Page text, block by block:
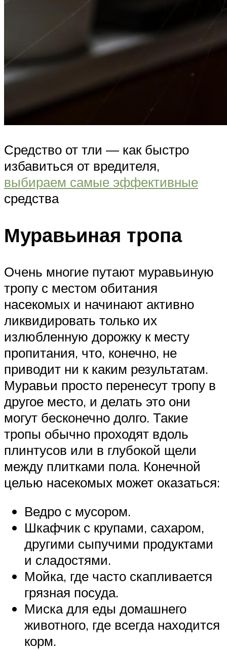
Средство от тли — как быстро
избавиться от вредителя,
выбираем самые эффективные
средства
Муравьиная тропа
Очень многие путают муравьиную
тропу с местом обитания
насекомых и начинают активно
ликвидировать только их
излюбленную дорожку к месту
пропитания, что, конечно, не
приводит ни к каким результатам.
Муравьи просто перенесут тропу в
другое место, и делать это они
могут бесконечно долго. Такие
тропы обычно проходят вдоль
плинтусов или в глубокой щели
между плитками пола. Конечной
целью насекомых может оказаться:
Ведро с мусором.
Шкафчик с крупами, сахаром,
другими сыпучими продуктами
и сладостями.
Мойка, где часто скапливается
грязная посуда.
Миска для еды домашнего
животного, где всегда находится
корм.